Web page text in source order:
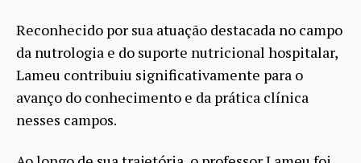
Reconhecido por sua atuação destacada no campo
da nutrologia e do suporte nutricional hospitalar,
Lameu contribuiu significativamente para o
avanço do conhecimento e da prática clínica
nesses campos.